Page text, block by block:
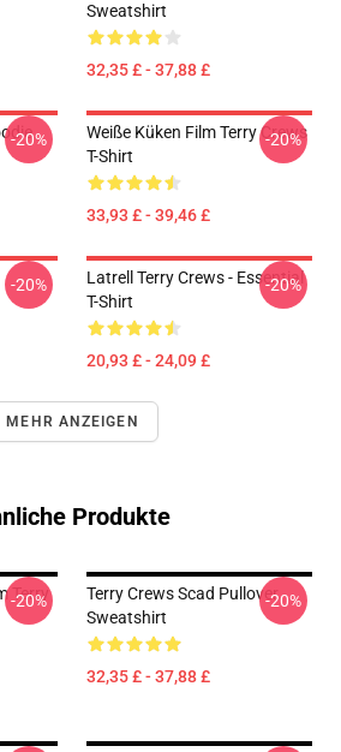
Sweatshirt
32,35 £ - 37,88 £
-20%
Weiße Küken Film Terry Crews
T-Shirt
33,93 £ - 39,46 £
-20%
-20%
Latrell Terry Crews - Essential
T-Shirt
20,93 £ - 24,09 £
-20%
MEHR ANZEIGEN
Produkte
Terry
-20%
Terry Crews Scad Pullover
Sweatshirt
32,35 £ - 37,88 £
-20%